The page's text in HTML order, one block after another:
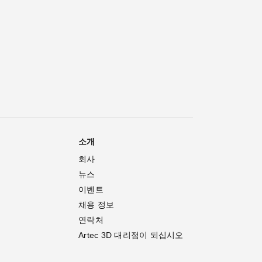
소개
회사
뉴스
이벤트
채용 정보
연락처
Artec 3D 대리점이 되십시오